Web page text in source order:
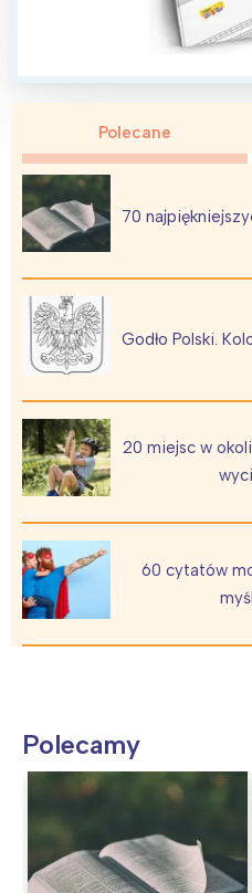
Polecane
70
Godło Polski.
20 miejsc w
60 cytatów
Polecamy